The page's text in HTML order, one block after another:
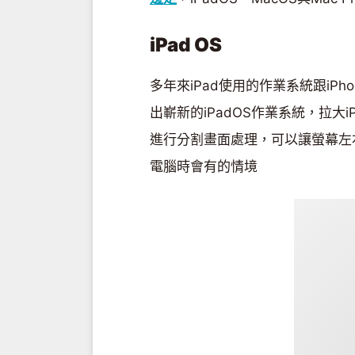
iPad OS
多年來iPad使用的作業系統跟
出嶄新的iPadOS作業系統，拉大
進行分割畫面處理，可以讓螢幕
電腦時會有的情境